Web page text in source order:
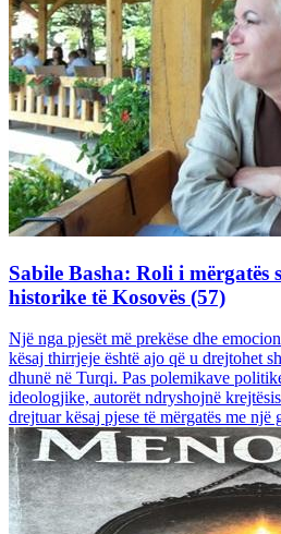
Sabile Basha: Roli i mërgatës
historike të Kosovës (57)
Një nga pjesët më prekëse dhe
kësaj thirrjeje është ajo që u drejtohet
dhunë në Turqi. Pas polemikave
ideologjike, autorët ndryshojnë
drejtuar kësaj pjese të mërgatës me një